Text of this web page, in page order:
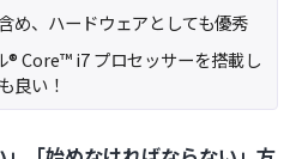
め、ハードウェアとしても優秀
® Core™ i7 プロセッサーを搭載し
良い！